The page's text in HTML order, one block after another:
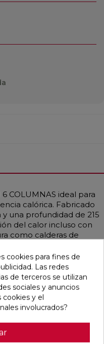
COLUMNAS ideal para
calórica. Fabricado
una profundidad de 215
del calor incluso con
como calderas de
personalizados,
especiales. Se
y purgador del mismo
públicos que
Presión máxima
95 °C.
cookies para fines de
Las redes
de terceros se utilizan
sociales y anuncios
cookies y el
involucrados?